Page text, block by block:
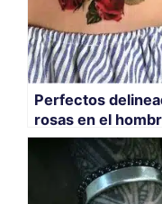
Perfectos
rosas en el